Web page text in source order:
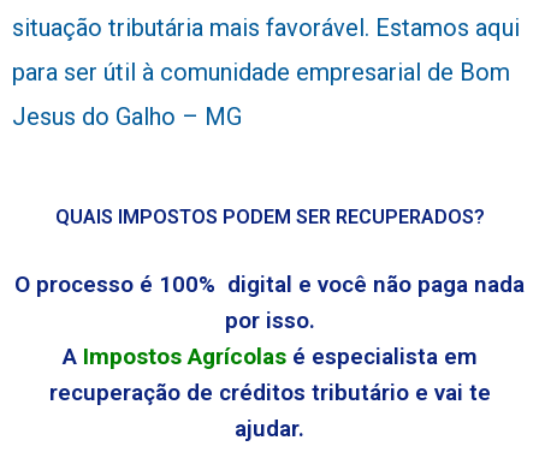
situação tributária mais favorável. Estamos aqui
para ser útil à comunidade empresarial de Bom
Jesus do Galho – MG
QUAIS IMPOSTOS PODEM SER RECUPERADOS?
O processo é 100% digital e você não paga nada
por isso.
A Impostos Agrícolasé especialista em
recuperação de créditos tributário e vai te
ajudar.